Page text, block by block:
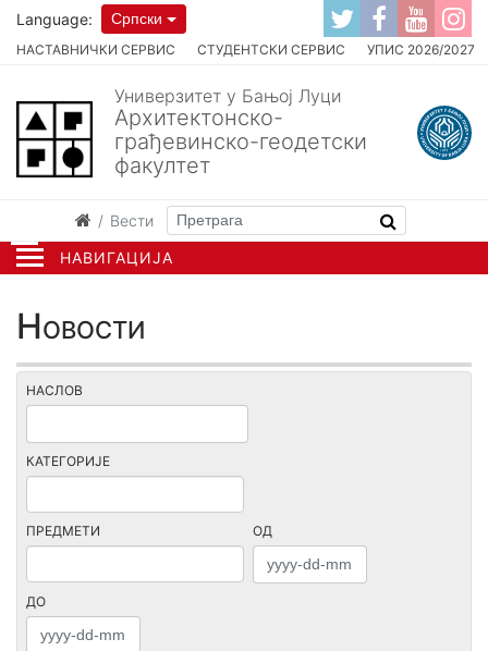
НАВИГАЦИЈА
НАСТАВНИЧКИ СЕРВИС СТУДЕНТСКИ СЕРВИС УПИС 2026/2027
Language: Српски
Универзитет у Бањој Луци
Архитектонско-
грађевинско-геодетски
факултет
Вести
Новости
НАСЛОВ
КАТЕГОРИЈЕ
ПРЕДМЕТИ ОД
ДО